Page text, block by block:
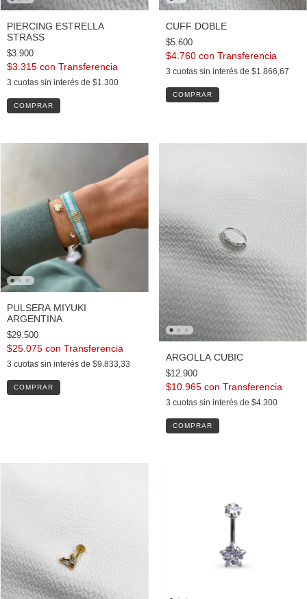
PIERCING ESTRELLA
STRASS
$3.900
$3.315 con
3 cuotas sin interés de $1.300
CUFF DOBLE
$5.600
$4.760 con
3 cuotas sin interés de $1.866,67
PULSERA MIYUKI
ARGENTINA
$29.500
$25.075 con
3 cuotas sin interés de $9.833,33
ARGOLLA CUBIC
$12.900
$10.965 con
3 cuotas sin interés de $4.300